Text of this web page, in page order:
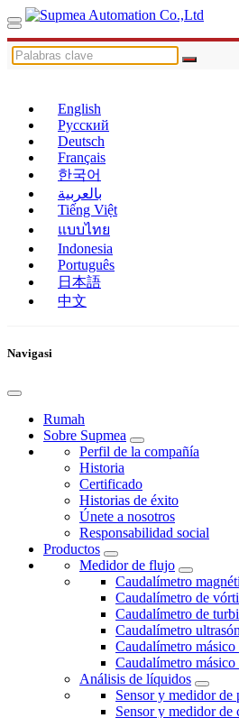
English
Русский
Deutsch
Français
한국어
بالعربية
Tiếng Việt
แบบไทย
Indonesia
Português
日本語
中文
Navigasi
Rumah
Sobre Supmea
Perfil de la compañía
Historia
Certificado
Historias de éxito
Únete a nosotros
Responsabilidad social
Productos
Medidor de flujo
Caudalímetro
Caudalímetro de
Caudalímetro de
Caudalímetro
Caudalímetro
Caudalímetro
Análisis de líquidos
Sensor y medidor de
Sensor y medidor de